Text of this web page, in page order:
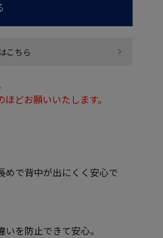
こちら
どお願いいたします。
めで背中が出にくく安心で
を防止できて安心。